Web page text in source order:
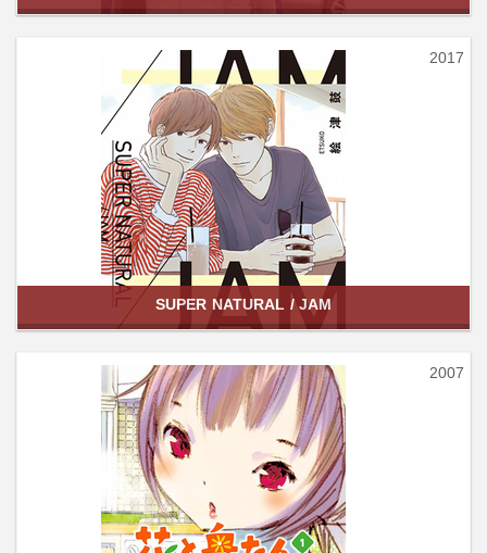
2017
SUPER NATURAL / JAM
2007